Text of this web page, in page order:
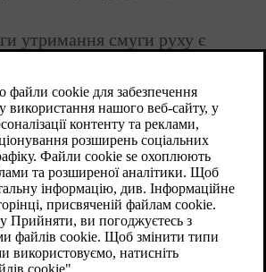
утримання смуги руху є
утримання смуги руху.
для використання під час
крупних дорогах, щоб
сходження зі смуги
де функції LKA немає, або
символ може